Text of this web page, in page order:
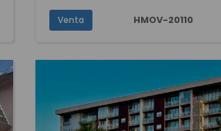
Venta HMOV-20110